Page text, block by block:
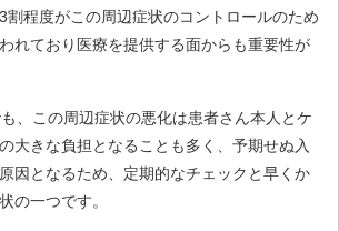
割程度がこの周辺症状のコントロールのため
れており医療を提供する面からも重要性が
、この周辺症状の悪化は患者さん本人とケ
大きな負担となることも多く、予期せぬ入
因となるため、定期的なチェックと早くか
の一つです。